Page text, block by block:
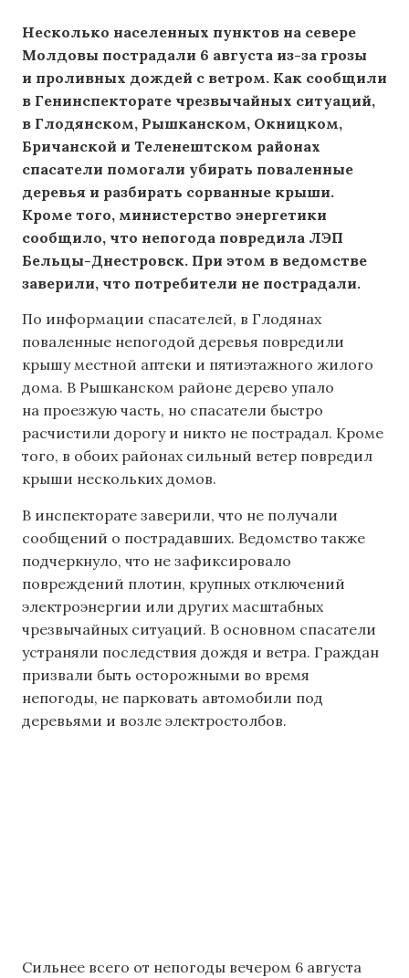
Несколько населенных пунктов на севере
Молдовы пострадали 6 августа из-за грозы
и проливных дождей с ветром. Как сообщили
в Генинспекторате чрезвычайных ситуаций,
в Глодянском, Рышканском, Окницком,
Бричанской и Теленештском районах
спасатели помогали убирать поваленные
деревья и разбирать сорванные крыши.
Кроме того, министерство энергетики
сообщило, что непогода повредила ЛЭП
Бельцы-Днестровск. При этом в ведомстве
заверили, что потребители не пострадали.
По информации спасателей, в Глодянах
поваленные непогодой деревья повредили
крышу местной аптеки и пятиэтажного жилого
дома. В Рышканском районе дерево упало
на проезжую часть, но спасатели быстро
расчистили дорогу и никто не пострадал. Кроме
того, в обоих районах сильный ветер повредил
крыши нескольких домов.
В инспекторате заверили, что не получали
сообщений о пострадавших. Ведомство также
подчеркнуло, что не зафиксировало
повреждений плотин, крупных отключений
электроэнергии или других масштабных
чрезвычайных ситуаций. В основном спасатели
устраняли последствия дождя и ветра. Граждан
призвали быть осторожными во время
непогоды, не парковать автомобили под
деревьями и возле электростолбов.
Сильнее всего от непогоды вечером 6 августа